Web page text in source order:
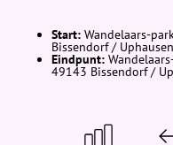
j
h
Start: Wandelaars-
Bissendorf / Uphausen
Eindpunt:
49143 Bissendorf /